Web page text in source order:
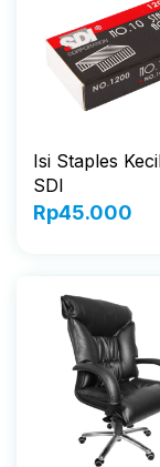
Isi Staples
SDI
Rp45.000